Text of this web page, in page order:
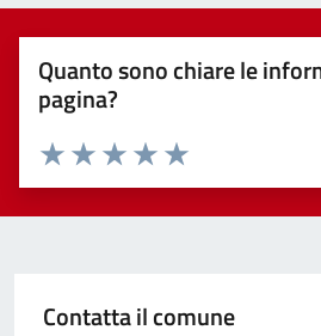
Quanto sono chiare le
pagina?
Valuta 5 stelle su 5
Valuta 4 stelle su 5
Valuta 3 stelle su 5
Valuta 2 stelle su 5
Valuta 1 stelle su 5
Contatta il comune